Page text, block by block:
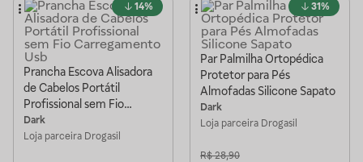
14%
Prancha Escova Alisadora
de Cabelos Portátil
Profissional sem Fio
Carregamento Usb
Dark
Loja parceira Drogasil
31%
Par Palmilha Ortopédica
Protetor para Pés
Almofadas Silicone Sapato
Dark
Loja parceira Drogasil
R$ 28,90